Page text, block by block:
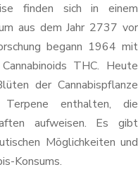
finden sich in einem
aus dem Jahr 2737 vor
begann 1964 mit
THC. Heute
der Cannabispflanze
Terpene enthalten, die
aufweisen. Es gibt
Möglichkeiten und
Konsums.